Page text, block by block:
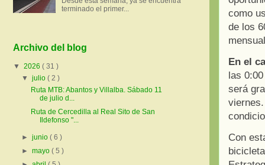
como
de los
En el
las
será
Con
terminado el primer...
Archivo del blog
▼ 2026 ( 31 )
▼julio( 2 )
Ruta MTB: Abantos y Villalba. Sábado 11
de julio d...
Ruta de Cercedilla al Real Sito de San
Ildefonso "...
►junio( 6 )
►mayo( 5 )